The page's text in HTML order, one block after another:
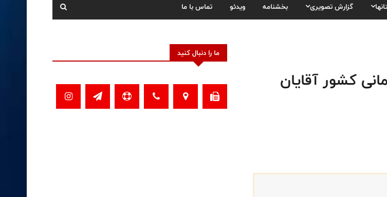
گزارش تصویری بخشنامه ویدئو تماس با ما
کشور آقایان
ما را دنبال کنید